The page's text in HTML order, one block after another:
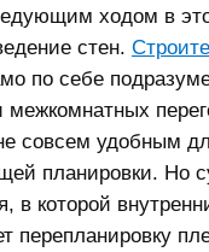
ходом в
стен.
по себе
совсем удобным
планировки. Но
в которой
перепланировку